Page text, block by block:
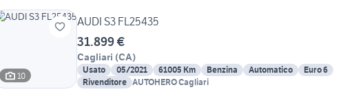
10
AUDI S3 FL25435
31.899 €
Cagliari (CA)
Usato 05/2021 61005 Km Benzina Automatico
Euro 6
Rivenditore AUTOHERO Cagliari